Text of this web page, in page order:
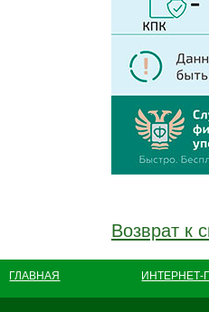
Возврат к
ГЛАВНАЯ